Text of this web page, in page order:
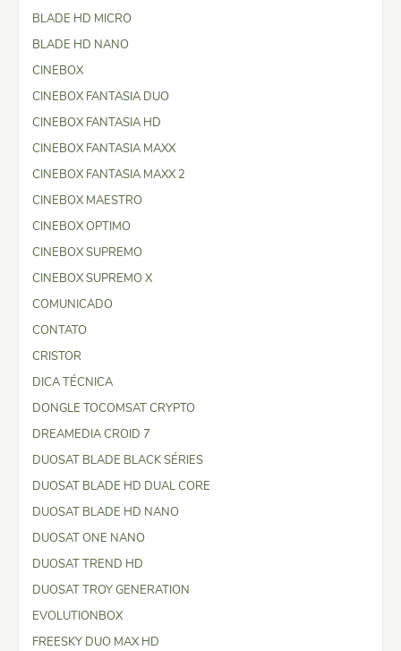
BLADE HD MICRO
BLADE HD NANO
CINEBOX
CINEBOX FANTASIA DUO
CINEBOX FANTASIA HD
CINEBOX FANTASIA MAXX
CINEBOX FANTASIA MAXX 2
CINEBOX MAESTRO
CINEBOX OPTIMO
CINEBOX SUPREMO
CINEBOX SUPREMO X
COMUNICADO
CONTATO
CRISTOR
DICA TÉCNICA
DONGLE TOCOMSAT CRYPTO
DREAMEDIA CROID 7
DUOSAT BLADE BLACK SÉRIES
DUOSAT BLADE HD DUAL CORE
DUOSAT BLADE HD NANO
DUOSAT ONE NANO
DUOSAT TREND HD
DUOSAT TROY GENERATION
EVOLUTIONBOX
FREESKY DUO MAX HD